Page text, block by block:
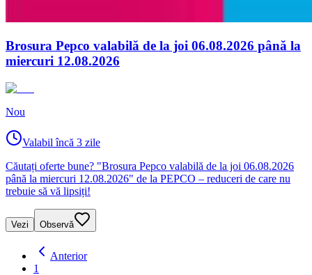
Brosura Pepco valabilă de la joi 06.08.2026 până la
miercuri 12.08.2026
Nou
Valabil încă 3 zile
Căutați oferte bune? "Brosura Pepco valabilă de la joi 06.08.2026
până la miercuri 12.08.2026" de la PEPCO – reduceri de care nu
trebuie să vă lipsiți!
Vezi Observă
Anterior
1